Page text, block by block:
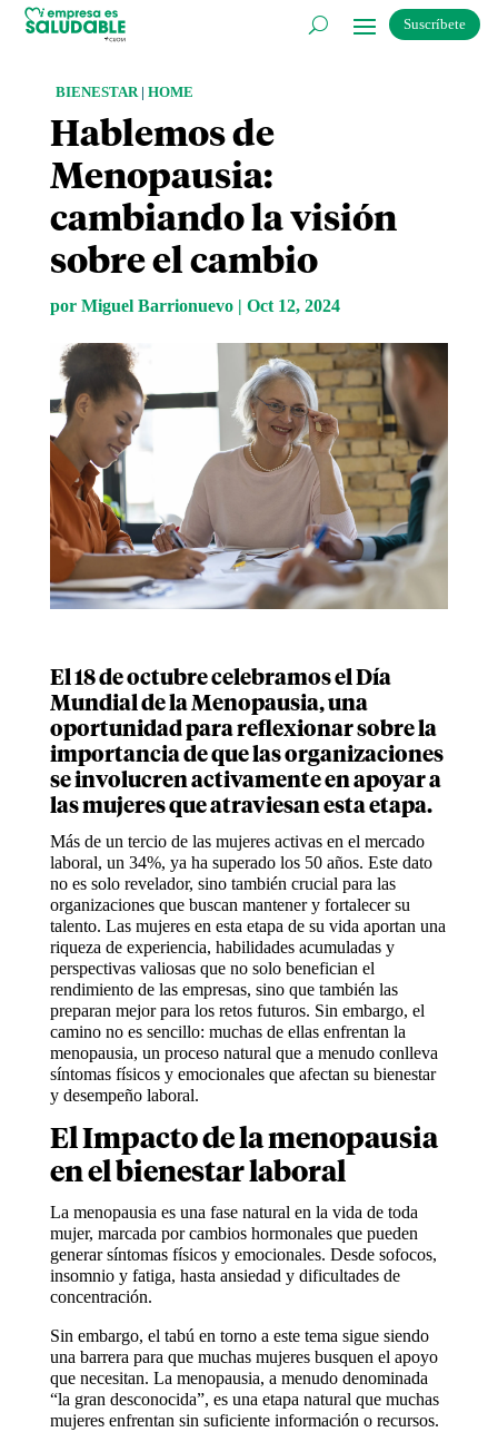
Suscríbete
BIENESTAR| HOME
Hablemos de
Menopausia:
cambiando la visión
sobre el cambio
por Miguel Barrionuevo| Oct 12, 2024
El 18 de octubre celebramos el Día
Mundial de la Menopausia, una
oportunidad para reflexionar sobre la
importancia de que las organizaciones
se involucren activamente en apoyar a
las mujeres que atraviesan esta etapa.
Más de un tercio de las mujeres activas en el mercado
laboral, un 34%, ya ha superado los 50 años. Este dato
no es solo revelador, sino también crucial para las
organizaciones que buscan mantener y fortalecer su
talento. Las mujeres en esta etapa de su vida aportan una
riqueza de experiencia, habilidades acumuladas y
perspectivas valiosas que no solo benefician el
rendimiento de las empresas, sino que también las
preparan mejor para los retos futuros. Sin embargo, el
camino no es sencillo: muchas de ellas enfrentan la
menopausia, un proceso natural que a menudo conlleva
síntomas físicos y emocionales que afectan su bienestar
y desempeño laboral.
El Impacto de la menopausia
en el bienestar laboral
La menopausia es una fase natural en la vida de toda
mujer, marcada por cambios hormonales que pueden
generar síntomas físicos y emocionales. Desde sofocos,
insomnio y fatiga, hasta ansiedad y dificultades de
concentración.
Sin embargo, el tabú en torno a este tema sigue siendo
una barrera para que muchas mujeres busquen el apoyo
que necesitan. La menopausia, a menudo denominada
“la gran desconocida”, es una etapa natural que muchas
mujeres enfrentan sin suficiente información o recursos.